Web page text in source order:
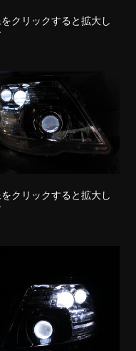
クリックすると拡大し
クリックすると拡大し